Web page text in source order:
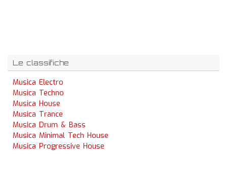
Le classifiche
Musica Electro
Musica Techno
Musica House
Musica Trance
Musica Drum & Bass
Musica Minimal Tech House
Musica Progressive House